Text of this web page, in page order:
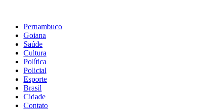
Pernambuco
Goiana
Saúde
Cultura
Política
Policial
Esporte
Brasil
Cidade
Contato